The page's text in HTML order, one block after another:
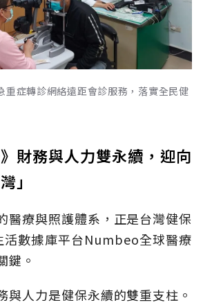
重症轉診網絡遠距會診服務，落實全民健
財務與人力雙永續，迎向
」
醫療與照護體系，正是台灣健保
活數據庫平台Numbeo全球醫療
鍵。
與人力是健保永續的雙重支柱。